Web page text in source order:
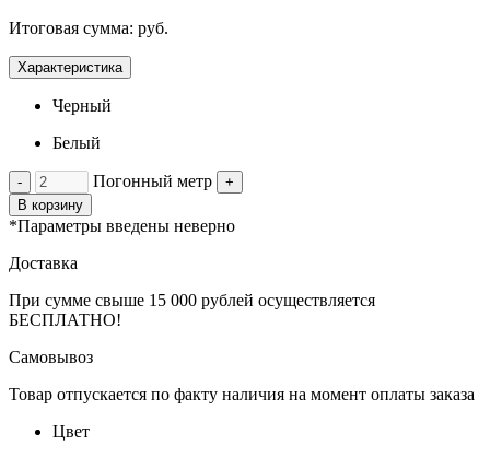
Итоговая сумма: руб.
Характеристика
Черный
Белый
- Погонный метр
+
В корзину
*Параметры введены неверно
Доставка
При сумме свыше 15 000 рублей осуществляется
БЕСПЛАТНО!
Самовывоз
Товар отпускается по факту наличия на момент оплаты заказа
Цвет